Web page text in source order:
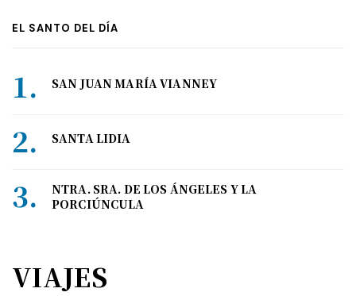
EL SANTO DEL DÍA
SAN JUAN MARÍA VIANNEY
SANTA LIDIA
NTRA. SRA. DE LOS ÁNGELES Y LA
PORCIÚNCULA
VIAJES